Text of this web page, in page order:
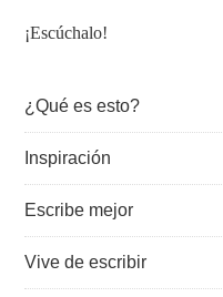
¡Escúchalo!
¿Qué es esto?
Inspiración
Escribe mejor
Vive de escribir